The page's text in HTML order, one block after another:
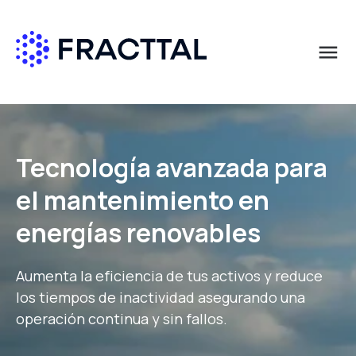
menu
Tecnología avanzada para
el mantenimiento en
energías renovables
Aumenta la eficiencia de tus activos y reduce
los tiempos de inactividad asegurando una
operación continua y sin fallos.
Apellido*
Correo empresa
Apellido*
Correo empresa
Apellido*
Correo empresa
Apellido*
Correo empresa